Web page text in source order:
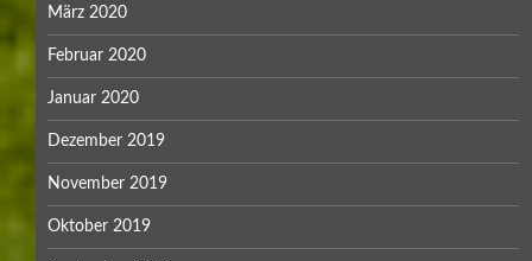
März 2020
Februar 2020
Januar 2020
Dezember 2019
November 2019
Oktober 2019